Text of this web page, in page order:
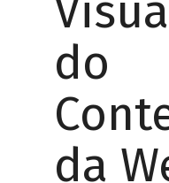
do
da